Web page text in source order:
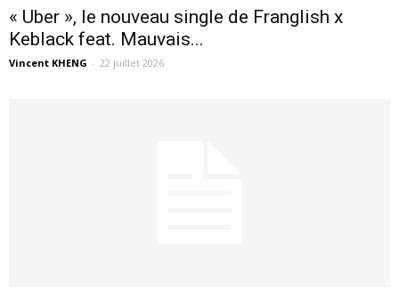
« Uber », le nouveau single de Franglish x
Keblack feat. Mauvais...
Vincent KHENG - 22 juillet 2026